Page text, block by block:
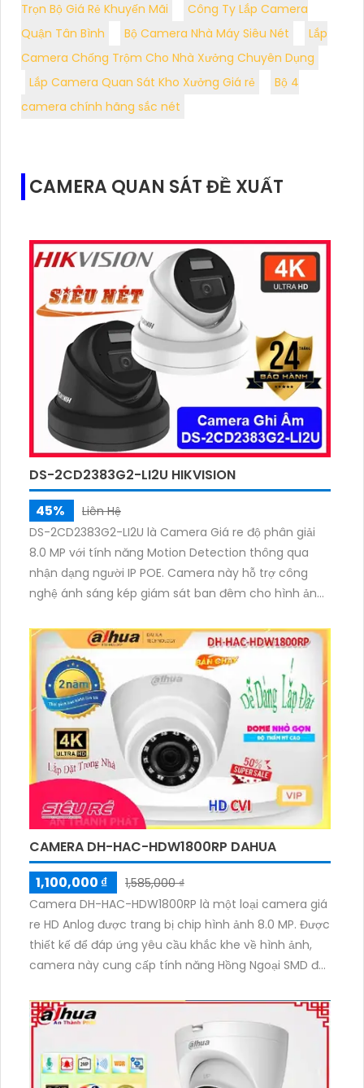
Trọn Bộ Giá Rẻ Khuyến Mãi
Công Ty Lắp Camera
Quận Tân Bình
Bộ Camera Nhà Máy Siêu Nét
Lắp
Camera Chống Trộm Cho Nhà Xưởng Chuyên Dụng
Lắp Camera Quan Sát Kho Xưởng Giá rẻ
Bộ 4
camera chính hãng sắc nét
CAMERA QUAN SÁT ĐỀ XUẤT
DS-2CD2383G2-LI2U HIKVISION
45%
Liên Hệ
DS-2CD2383G2-LI2U là Camera Giá re độ phân giải
8.0 MP với tính năng Motion Detection thông qua
nhận dạng người IP POE. Camera này hỗ trợ công
nghệ ánh sáng kép giám sát ban đêm cho hình ảnh
trợ sáng.
CAMERA DH-HAC-HDW1800RP DAHUA
1,100,000 ₫
1,585,000 ₫
Camera DH-HAC-HDW1800RP là một loại camera giá
re HD Anlog được trang bị chip hình ảnh 8.0 MP. Được
thiết kế để đáp ứng yêu cầu khắc khe về hình ảnh,
camera này cung cấp tính năng Hồng Ngoại SMD để
trong khoảng cách 30m. Với những tính năng này,
camera có thể được sử dụng rất phù hợp cho các
cửa hàng, gia đình và căn hộ. Ngoài ra, camera còn
có chức năng Dome Plastic và tích hợp công nghệ